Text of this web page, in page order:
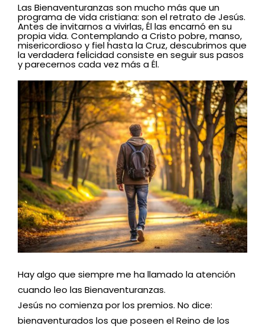
Las Bienaventuranzas son mucho más que un
programa de vida cristiana: son el retrato de Jesús.
Antes de invitarnos a vivirlas, Él las encarnó en su
propia vida. Contemplando a Cristo pobre, manso,
misericordioso y fiel hasta la Cruz, descubrimos que
la verdadera felicidad consiste en seguir sus pasos
y parecernos cada vez más a Él.
Hay algo que siempre me ha llamado la atención
cuando leo las Bienaventuranzas.
Jesús no comienza por los premios. No dice:
bienaventurados los que poseen el Reino de los